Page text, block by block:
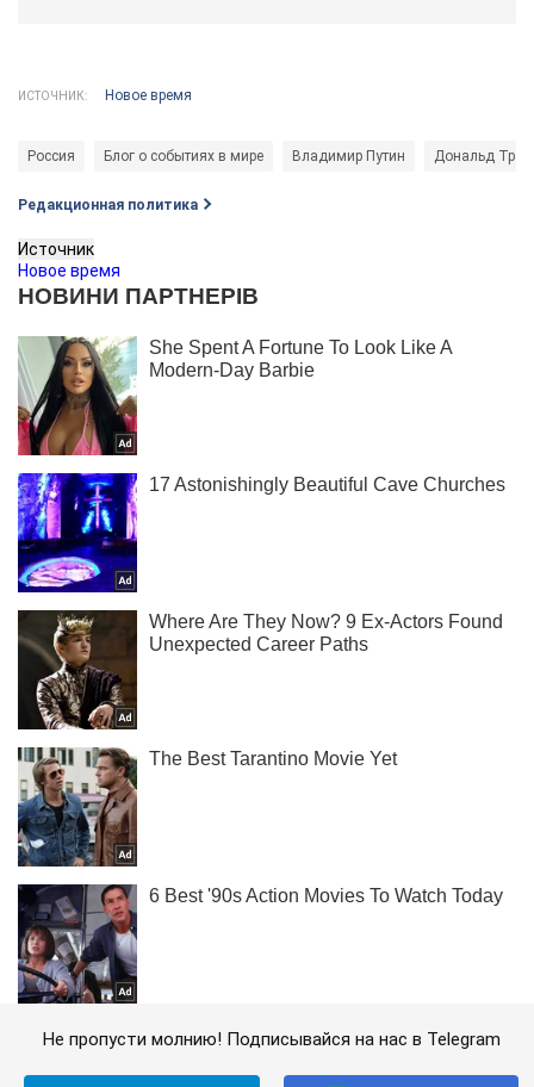
ИСТОЧНИК: Новое время
Россия Блог о событиях в мире Владимир Путин Дональд
Редакционная политика
Источник
Новое время
Не пропусти молнию! Подписывайся на нас в Telegram